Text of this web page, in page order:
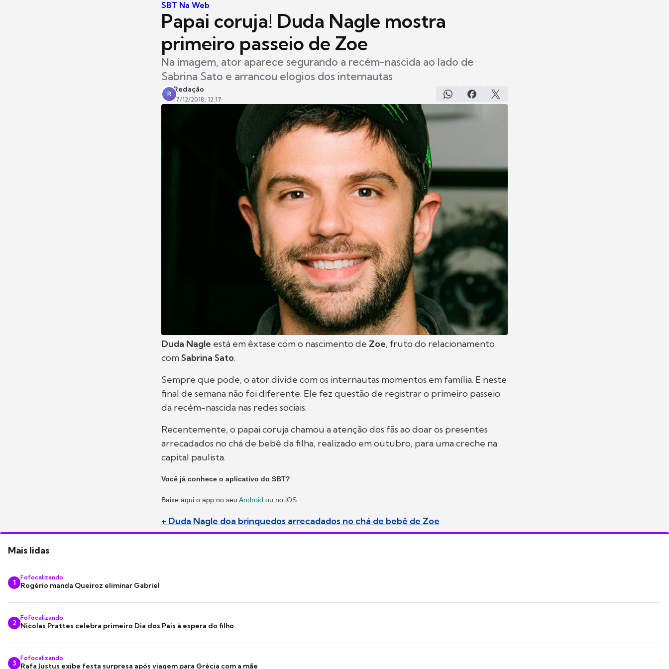
SBT Na Web
Papai coruja! Duda Nagle mostra
primeiro passeio de Zoe
Na imagem, ator aparece segurando a recém-nascida ao lado de
Sabrina Sato e arrancou elogios dos internautas
R
Redação
17/12/2018, 12:17
Duda Nagle está em êxtase com o nascimento de Zoe, fruto do relacionamento
comSabrina Sato.
Sempre que pode, o ator divide com os internautas momentos em família. E neste
final de semana não foi diferente. Ele fez questão de registrar o primeiro passeio
da recém-nascida nas redes sociais.
Recentemente, o papai coruja chamou a atenção dos fãs ao doar os presentes
arrecadados no chá de bebê da filha, realizado em outubro, para uma creche na
capital paulista.
Você já conhece o aplicativo do SBT?
Baixe aqui o app no seu Android ou no iOS
+ Duda Nagle doa brinquedos arrecadados no chá de bebê de Zoe
Mais lidas
1
Fofocalizando
Rogério manda Queiroz eliminar Gabriel
2
Fofocalizando
Nicolas Prattes celebra primeiro Dia dos Pais à espera do filho
3
Fofocalizando
Rafa Justus exibe festa surpresa após viagem para Grécia com a mãe